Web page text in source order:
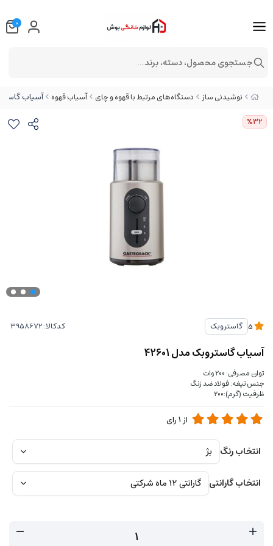
نوشیدنی ساز دستگاه‌های مرتبط با قهوه و چای آسیاب قهوه آسیاب
%32
گاستروبک کدکالا:
آسیاب گاستروبک مدل 42601
توان مصرفی: 200 وات
جنس تیغه: فولاد ضد زنگ
ظرفیت (گرم):200
از 1رای
انتخاب رنگ
انتخاب گارانتی
0
جستجوی محصول، دسته، برند...